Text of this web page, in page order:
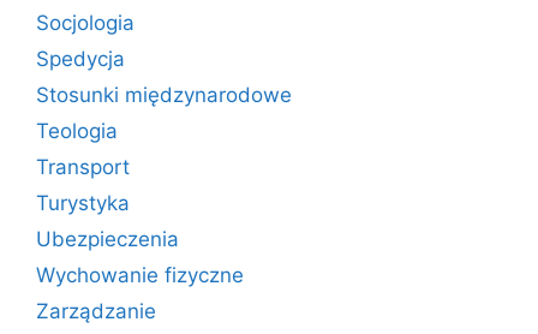
Socjologia
Spedycja
Stosunki międzynarodowe
Teologia
Transport
Turystyka
Ubezpieczenia
Wychowanie fizyczne
Zarządzanie